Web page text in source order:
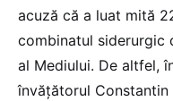
acuză că a luat mită
combinatul siderurgic
al Mediului. De altfel,
învățătorul